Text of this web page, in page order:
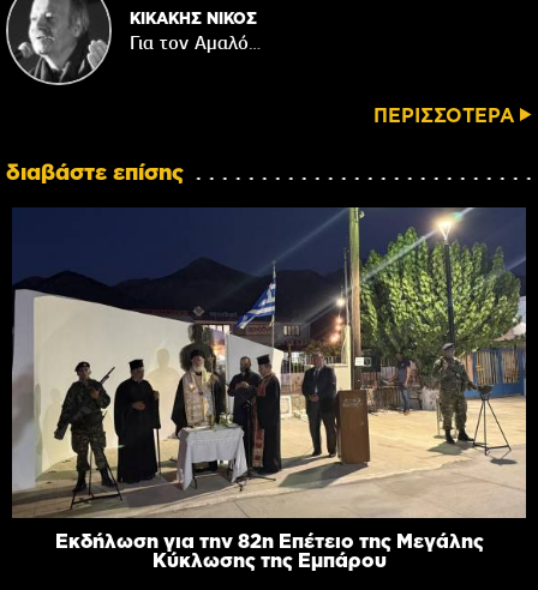
ΚΙΚΑΚΗΣ ΝΙΚΟΣ
Για τον Αμαλό…
ΠΕΡΙΣΣΟΤΕΡΑ
διαβάστε επίσης
Εκδήλωση για την 82η Επέτειο της Μεγάλης
Κύκλωσης της Εμπάρου